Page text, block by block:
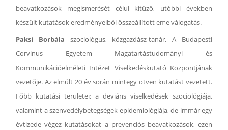
beavatkozások megismerését célul kitűző, utóbbi években
készült kutatások eredményeiből összeállított eme válogatás.
Paksi Borbála szociológus, közgazdász-tanár. A Budapesti
Corvinus Egyetem Magatartástudományi és
Kommunikációelméleti Intézet Viselkedéskutató Központjának
vezetője. Az elmúlt 20 év során mintegy ötven kutatást vezetett.
Főbb kutatási területei: a deviáns viselkedések szociológiája,
valamint a szenvedélybetegségek epidemiológiája, de immár egy
évtizede végez kutatásokat a prevenciós beavatkozások, ezen